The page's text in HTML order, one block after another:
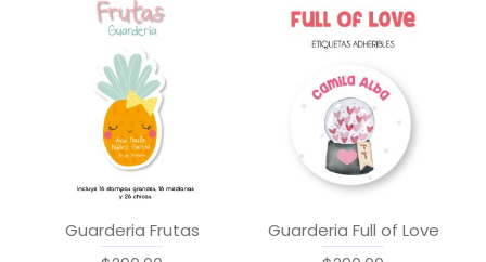
Guarderia Frutas
Guarderia Full of Love